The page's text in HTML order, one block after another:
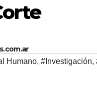
Humano, #Investigación,